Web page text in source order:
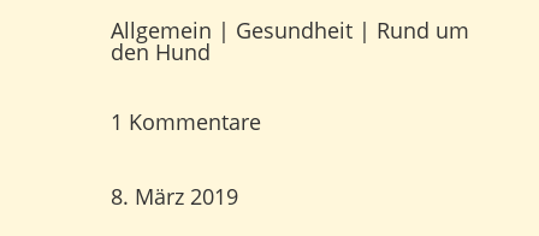
Allgemein | Gesundheit| Rund um
den Hund
1 Kommentare
8. März 2019